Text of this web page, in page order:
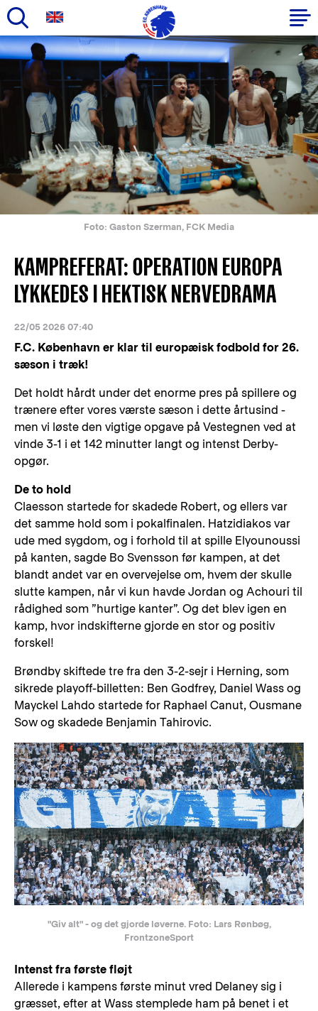
Gå
til
hovedindhold
Primær
navigation
Foto: Gaston Szerman, FCK Media
KAMPREFERAT: OPERATION EUROPA
LYKKEDES I HEKTISK NERVEDRAMA
22/05 2026 07:40
F.C. København er klar til europæisk fodbold for 26.
sæson i træk!
Det holdt hårdt under det enorme pres på spillere og
trænere efter vores værste sæson i dette årtusind -
men vi løste den vigtige opgave på Vestegnen ved at
vinde 3-1 i et 142 minutter langt og intenst Derby-
opgør.
De to hold
Claesson startede for skadede Robert, og ellers var
det samme hold som i pokalfinalen. Hatzidiakos var
ude med sygdom, og i forhold til at spille Elyounoussi
på kanten, sagde Bo Svensson før kampen, at det
blandt andet var en overvejelse om, hvem der skulle
slutte kampen, når vi kun havde Jordan og Achouri til
rådighed som ”hurtige kanter”. Og det blev igen en
kamp, hvor indskifterne gjorde en stor og positiv
forskel!
Brøndby skiftede tre fra den 3-2-sejr i Herning, som
sikrede playoff-billetten: Ben Godfrey, Daniel Wass og
Mayckel Lahdo startede for Raphael Canut, Ousmane
Sow og skadede Benjamin Tahirovic.
"Giv alt" - og det gjorde løverne. Foto: Lars Rønbøg,
FrontzoneSport
Intenst fra første fløjt
Allerede i kampens første minut vred Delaney sig i
græsset, efter at Wass stemplede ham på benet i et